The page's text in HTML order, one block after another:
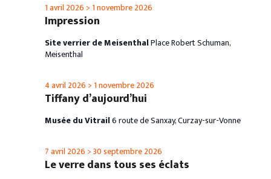
Impression
1 avril 2026 > 1 novembre 2026
Site verrier de MeisenthalPlace Robert Schuman,
Meisenthal
Tiffany d’aujourd’hui
4 avril 2026 > 1 novembre 2026
Musée du Vitrail6 route de Sanxay, Curzay-sur-Vonne
Le verre dans tous ses éclats
7 avril 2026 >30 septembre 2026